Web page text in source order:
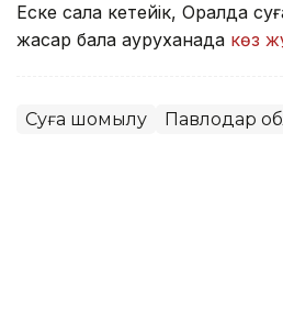
Еске сала кетейік, Оралда
жасар бала ауруханада көз
Суға шомылу Павлодар